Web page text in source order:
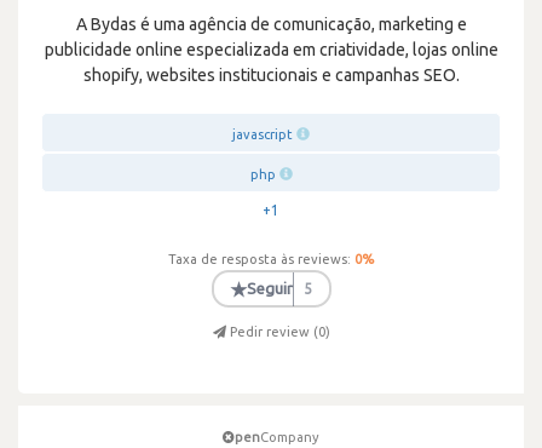
A Bydas é uma agência de comunicação, marketing e
publicidade online especializada em criatividade, lojas online
shopify, websites institucionais e campanhas SEO.
javascript
php
+1
Taxa de resposta às reviews: 0%
★Seguir 5
Pedir review (0)
penCompany